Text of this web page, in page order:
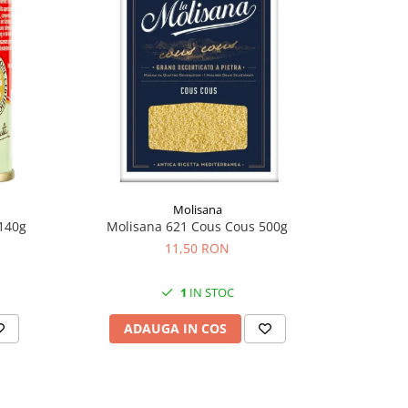
Molisana
Molisana 621 Cous Cous 500g
11,50 RON
1 IN STOC
ADAUGA IN COS